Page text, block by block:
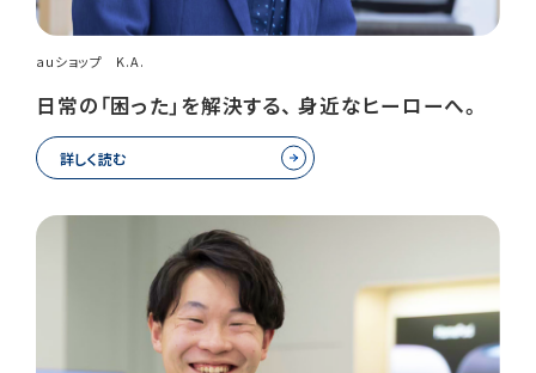
auショップ K.A.
日常の「困った」を解決する、 身近なヒーローへ。
詳しく読む